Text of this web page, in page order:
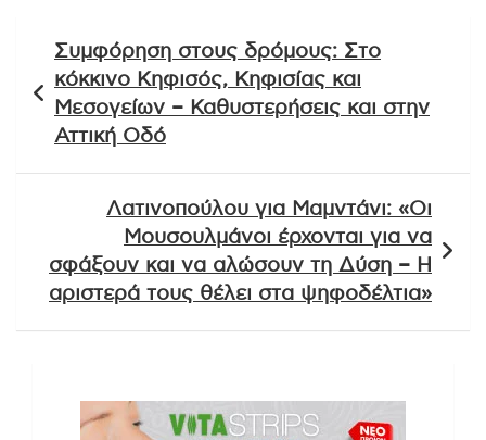
άρθρων
Συμφόρηση στους δρόμους: Στο
κόκκινο Κηφισός, Κηφισίας και
Μεσογείων – Καθυστερήσεις και στην
Αττική Οδό
Λατινοπούλου για Μαμντάνι: «Οι
Μουσουλμάνοι έρχονται για να
σφάξουν και να αλώσουν τη Δύση – Η
αριστερά τους θέλει στα ψηφοδέλτια»